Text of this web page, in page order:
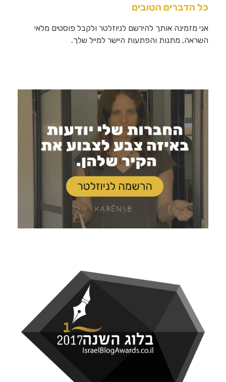
כל הדברים הטובים
אני מזמינה אותך להירשם לניוזלטר ולקבל פוסטים מלאי
השראה, מתנות והפתעות היישר למייל שלך.